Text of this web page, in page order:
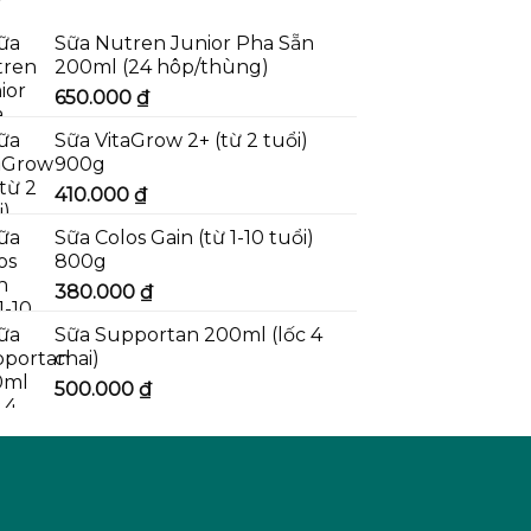
Sữa Nutren Junior Pha Sẵn
200ml (24 hôp/thùng)
650.000 ₫
Sữa VitaGrow 2+ (từ 2 tuổi)
900g
410.000 ₫
Sữa Colos Gain (từ 1-10 tuổi)
800g
380.000 ₫
Sữa Supportan 200ml (lốc 4
chai)
500.000 ₫